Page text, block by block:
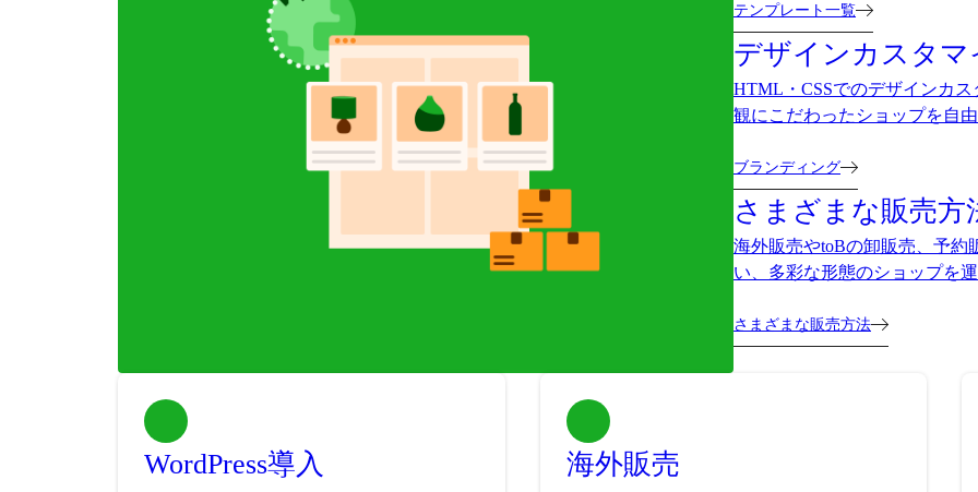
テンプレート一覧
デザインカスタマ
HTML・CSSでのデザインカ
観にこだわったショップを自
ブランディング
さまざまな販売方
海外販売やtoBの卸販売、予約
い、多彩な形態のショップを
さまざまな販売方法
WordPress導入 海外販売